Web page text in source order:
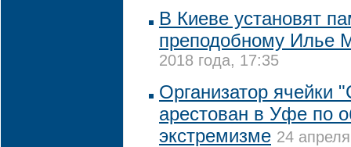
В Киеве установят
преподобному Илье
2018 года, 17:35
Организатор ячейки
арестован в Уфе по
экстремизме 24